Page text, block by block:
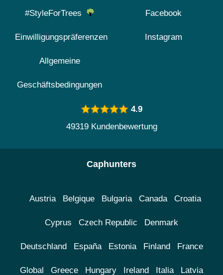
#StyleForTrees
Einwilligungspräferenzen
Allgemeine
Geschäftsbedingungen
Facebook
Instagram
4.9
49319 Kundenbewertung
Caphunters
Austria Belgique Bulgaria Canada Croatia
Cyprus Czech Republic Denmark
Deutschland España Estonia Finland France
Global Greece Hungary Ireland Italia Latvia